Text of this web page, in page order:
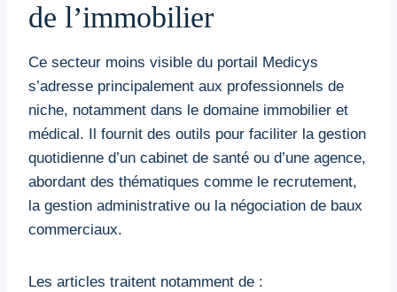
de l’immobilier
Ce secteur moins visible du portail Medicys
s’adresse principalement aux professionnels de
niche, notamment dans le domaine immobilier et
médical. Il fournit des outils pour faciliter la gestion
quotidienne d’un cabinet de santé ou d’une agence,
abordant des thématiques comme le recrutement,
la gestion administrative ou la négociation de baux
commerciaux.
Les articles traitent notamment de :